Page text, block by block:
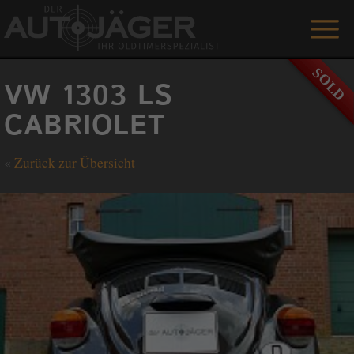
ANGEBOTE
LEISTUNGEN
REFERENZEN
DER AUTOJÄGER
KONTAKT
ENGLISH
0 1515 / 466 66 80
VW 1303 LS
CABRIOLET
« Zurück zur Übersicht